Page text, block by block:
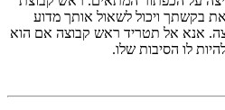
בקשתך ויכול לשאול אותך מדוע
אנא אל תטריד ראש קבוצה אם הוא
לו הסיבות שלו.